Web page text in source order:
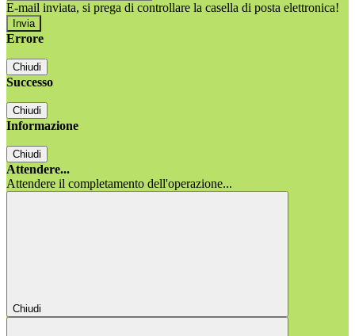
E-mail inviata, si prega di controllare la casella di posta elettronica!
Errore
Chiudi
Successo
Chiudi
Informazione
Chiudi
Attendere...
Attendere il completamento dell'operazione...
Chiudi